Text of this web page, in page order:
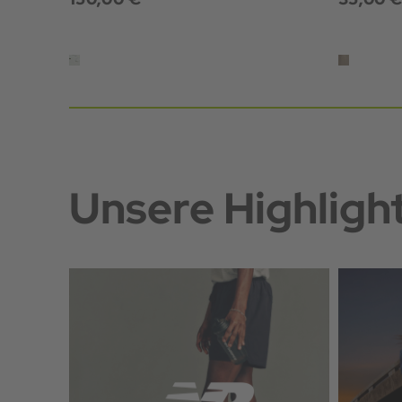
Unsere